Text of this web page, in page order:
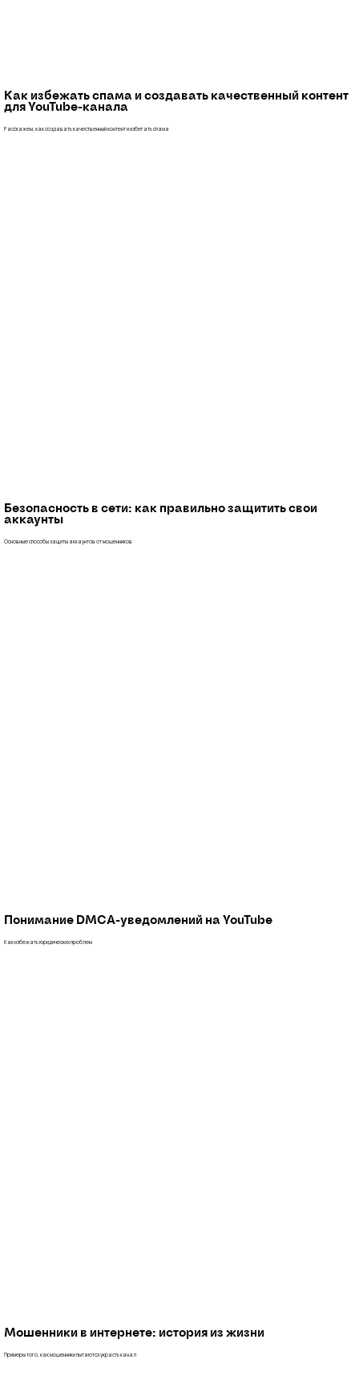
Как избежать спама и создавать качественный контент
для YouTube-канала
Расскажем, как создавать качественный контент и избегать спама
Безопасность в сети: как правильно защитить свои
аккаунты
Основные способы защиты аккаунтов от мошенников
Понимание DMCA-уведомлений на YouTube
Как избежать юридических проблем
Мошенники в интернете: история из жизни
Примеры того, как мошенники пытаются украсть канал